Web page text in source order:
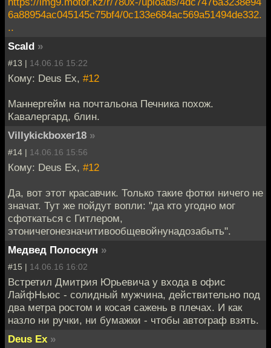
6a88954ac045145c75bf4/0c133e684ac569a51494de332.
..
Scald »
#13 | 14.06.16 15:22
Кому: Deus Ex, #12
Маннергейм на почтальона Печника похож.
Кавалергард, блин.
Villykickboxer18 »
#14 | 14.06.16 15:56
Кому: Deus Ex, #12
Да, вот этот красавчик. Только такие фотки ничего не
значат. Тут же пойдут вопли: "да кто угодно мог
сфоткаться с Гитлером,
этоничегонезначитивообщевойнунадозабыть".
Медвед Полоскун »
#15 | 14.06.16 16:02
Встретил Дмитрия Юрьевича у входа в офис
ЛайфНьюс - солидный мужчина, действительно под
два метра ростом и косая сажень в плечах. И как
назло ни ручки, ни бумажки - чтобы автограф взять.
Deus Ex »